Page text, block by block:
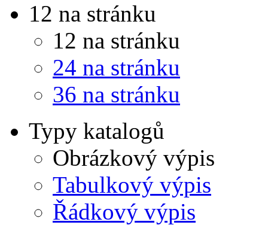
12 na stránku
12 na stránku
24 na stránku
36 na stránku
Typy katalogů
Obrázkový výpis
Tabulkový výpis
Řádkový výpis